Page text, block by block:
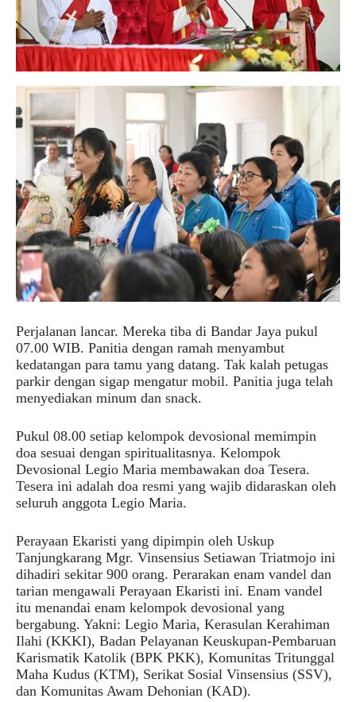
Perjalanan lancar. Mereka tiba di Bandar Jaya pukul
07.00 WIB. Panitia dengan ramah menyambut
kedatangan para tamu yang datang. Tak kalah petugas
parkir dengan sigap mengatur mobil. Panitia juga telah
menyediakan minum dan snack.
Pukul 08.00 setiap kelompok devosional memimpin
doa sesuai dengan spiritualitasnya. Kelompok
Devosional Legio Maria membawakan doa Tesera.
Tesera ini adalah doa resmi yang wajib didaraskan oleh
seluruh anggota Legio Maria.
Perayaan Ekaristi yang dipimpin oleh Uskup
Tanjungkarang Mgr. Vinsensius Setiawan Triatmojo ini
dihadiri sekitar 900 orang. Perarakan enam vandel dan
tarian mengawali Perayaan Ekaristi ini. Enam vandel
itu menandai enam kelompok devosional yang
bergabung. Yakni: Legio Maria, Kerasulan Kerahiman
Ilahi (KKKI), Badan Pelayanan Keuskupan-Pembaruan
Karismatik Katolik (BPK PKK), Komunitas Tritunggal
Maha Kudus (KTM), Serikat Sosial Vinsensius (SSV),
dan Komunitas Awam Dehonian (KAD).